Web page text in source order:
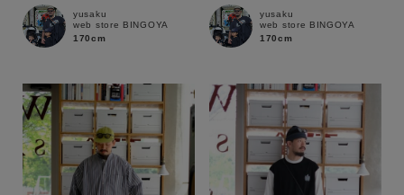
在庫
在庫あり 在庫なし含む
yusaku
web store BINGOYA
170cm
yusaku
web store BINGOYA
170cm